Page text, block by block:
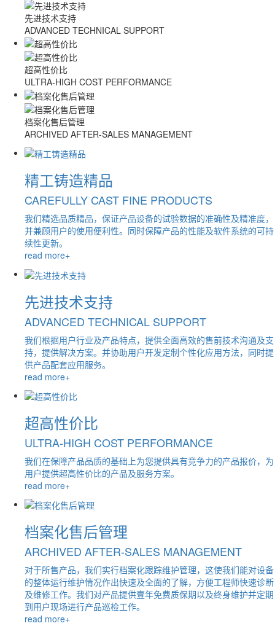
先进技术支持
ADVANCED TECHNICAL SUPPORT
超高性价比
ULTRA-HIGH COST PERFORMANCE
档案化售后管理
ARCHIVED AFTER-SALES MANAGEMENT
精工铸造精品
CAREFULLY CAST FINE PRODUCTS
我们精选品质精品，保证产品设备的试验数据的准确性及精准度，
并兼顾用户的使用便利性。同时保障产品的性能及软件系统的可持
续性更新。
read more+
先进技术支持
ADVANCED TECHNICAL SUPPORT
我们根据用户行业及产品特点，提供全面高效的售前技术沟通及支
持，提供解决方案。并协助用户开发定制个性化应用方法，同时提
供产品配套应用服务。
read more+
超高性价比
ULTRA-HIGH COST PERFORMANCE
我们在保障产品品质的基础上为您提供具有竞争力的产品报价，为
用户提供超高性价比的产品及服务方案。
read more+
档案化售后管理
ARCHIVED AFTER-SALES MANAGEMENT
对于所售产品，我们实行档案化跟踪维护管理，这使我们能对设备
的整体运行维护情况作出快速及全面的了解，方便工程师快速诊断
及维修工作。我们对产品提供壹年免费质保期以及终身维护并定期
到用户现场进行产品巡检工作。
read more+